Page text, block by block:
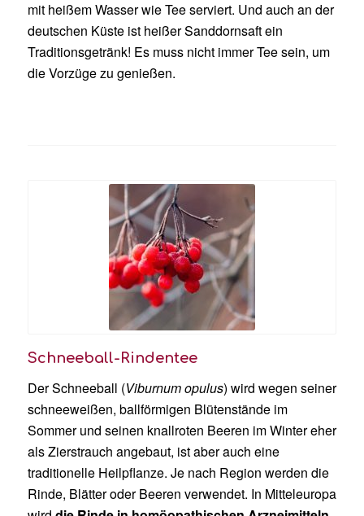
mit heißem Wasser wie Tee serviert. Und auch an der
deutschen Küste ist heißer Sanddornsaft ein
Traditionsgetränk! Es muss nicht immer Tee sein, um
die Vorzüge zu genießen.
Schneeball-Rindentee
Der Schneeball (Viburnum opulus) wird wegen seiner
schneeweißen, ballförmigen Blütenstände im
Sommer und seinen knallroten Beeren im Winter eher
als Zierstrauch angebaut, ist aber auch eine
traditionelle Heilpflanze. Je nach Region werden die
Rinde, Blätter oder Beeren verwendet. In Mitteleuropa